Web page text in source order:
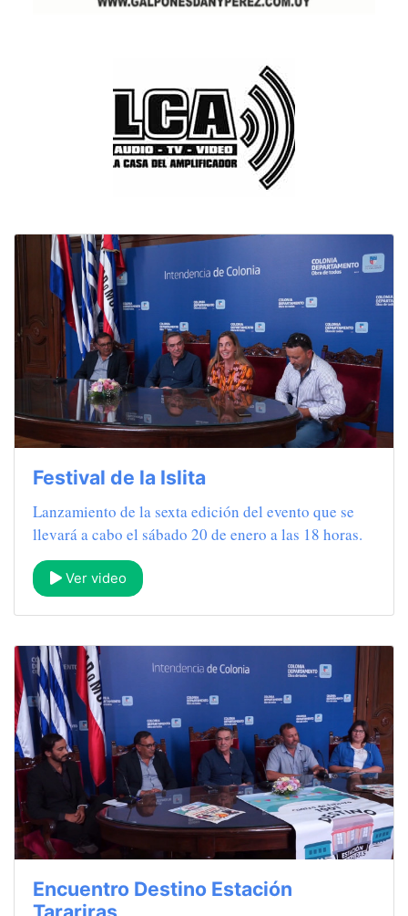
Festival de la Islita
Lanzamiento de la sexta edición del evento que se
llevará a cabo el sábado 20 de enero a las 18 horas.
Ver video
Encuentro Destino Estación